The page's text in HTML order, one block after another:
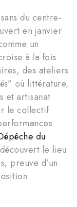
du centre-
en janvier
un
à la fois
des ateliers
où littérature,
et artisanat
le collectif
du
le lieu
preuve d’un